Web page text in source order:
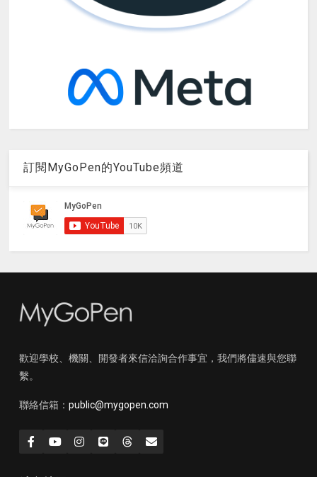
訂閱MyGoPen的YouTube頻道
歡迎學校、機關、開發者來信洽詢合作事宜，我們將儘速與您聯
繫。
聯絡信箱： public@mygopen.com